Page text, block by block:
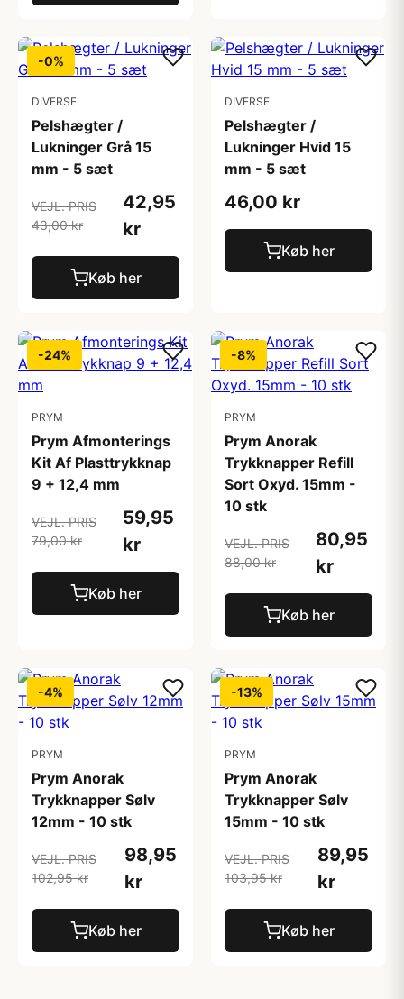
-0%
DIVERSE
Pelshægter /
Lukninger Grå 15
mm - 5 sæt
VEJL. PRIS
43,00 kr
42,95
kr
Køb her
DIVERSE
Pelshægter /
Lukninger Hvid 15
mm - 5 sæt
46,00 kr
Køb her
-24%
PRYM
Prym Afmonterings
Kit Af Plasttrykknap
9 + 12,4 mm
VEJL. PRIS
79,00 kr
59,95
kr
Køb her
-8%
PRYM
Prym Anorak
Trykknapper Refill
Sort Oxyd. 15mm -
10 stk
VEJL. PRIS
88,00 kr
80,95
kr
Køb her
-4%
PRYM
Prym Anorak
Trykknapper Sølv
12mm - 10 stk
VEJL. PRIS
102,95 kr
98,95
kr
Køb her
-13%
PRYM
Prym Anorak
Trykknapper Sølv
15mm - 10 stk
VEJL. PRIS
103,95 kr
89,95
kr
Køb her